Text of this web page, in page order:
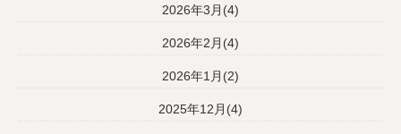
2026年3月(4)
2026年2月(4)
2026年1月(2)
2025年12月(4)